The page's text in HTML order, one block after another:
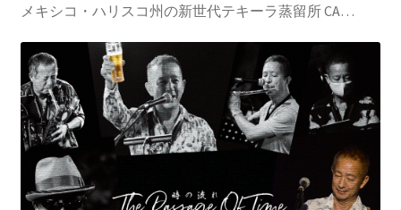
メキシコ・ハリスコ州の新世代テキーラ蒸留所 CA…